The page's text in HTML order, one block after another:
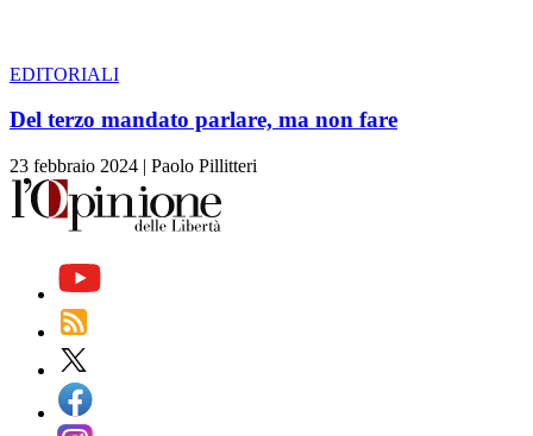
EDITORIALI
Del terzo mandato parlare, ma non fare
23 febbraio 2024 | Paolo Pillitteri